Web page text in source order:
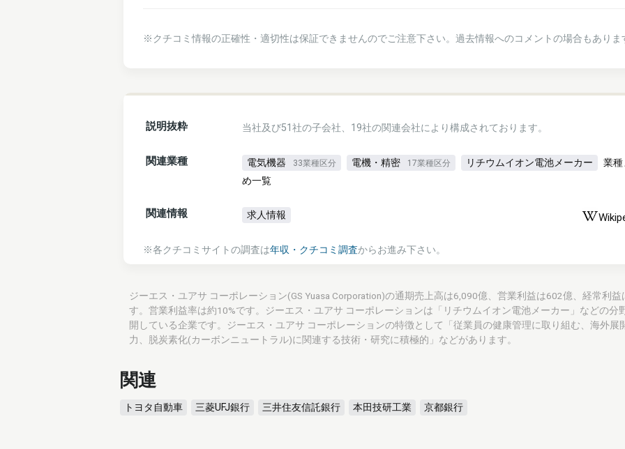
※クチコミ情報の正確性・適切性は保証できませんのでご注意下さい。過去情報へのコメントの場合もありま
説明抜粋 当社及び51社の子会社、19社の関連会社により構成されております。
関連業種 電気機器 33業種区分 電機・精密 17業種区分 リチウムイオン電池メーカー
業
め一覧
関連情報 求人情報
※各クチコミサイトの調査は年収・クチコミ調査からお進み下さい。
ジーエス・ユアサ コーポレーション(GS Yuasa Corporation)の通期売上高は6,090億、営業利益は602億、経常利
す。営業利益率は約10%です。ジーエス・ユアサ コーポレーションは「リチウムイオン電池メーカー」などの分
開している企業です。ジーエス・ユアサ コーポレーションの特徴として「従業員の健康管理に取り組む、海外展
力、脱炭素化(カーボンニュートラル)に関連する技術・研究に積極的」などがあります。
関連
トヨタ自動車 三菱UFJ銀行 三井住友信託銀行 本田技研工業 京都銀行